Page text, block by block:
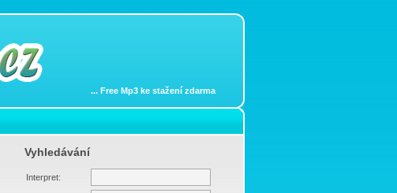
... Free Mp3 ke stažení zdarma
Vyhledávání
Interpret: